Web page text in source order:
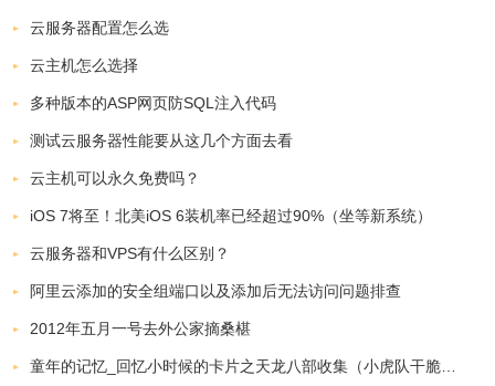
云服务器配置怎么选
云主机怎么选择
多种版本的ASP网页防SQL注入代码
测试云服务器性能要从这几个方面去看
云主机可以永久免费吗？
iOS 7将至！北美iOS 6装机率已经超过90%（坐等新系统）
云服务器和VPS有什么区别？
阿里云添加的安全组端口以及添加后无法访问问题排查
2012年五月一号去外公家摘桑椹